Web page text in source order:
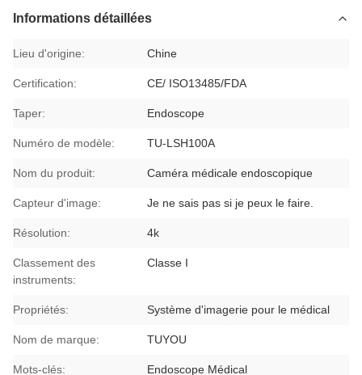
Informations détaillées
Lieu d'origine: Chine
Certification: CE/ ISO13485/FDA
Taper: Endoscope
Numéro de modèle: TU-LSH100A
Nom du produit: Caméra médicale endoscopique
Capteur d'image: Je ne sais pas si je peux le faire.
Résolution: 4k
Classement des
instruments:
Classe I
Propriétés: Système d'imagerie pour le médical
Nom de marque: TUYOU
Mots-clés: Endoscope Médical